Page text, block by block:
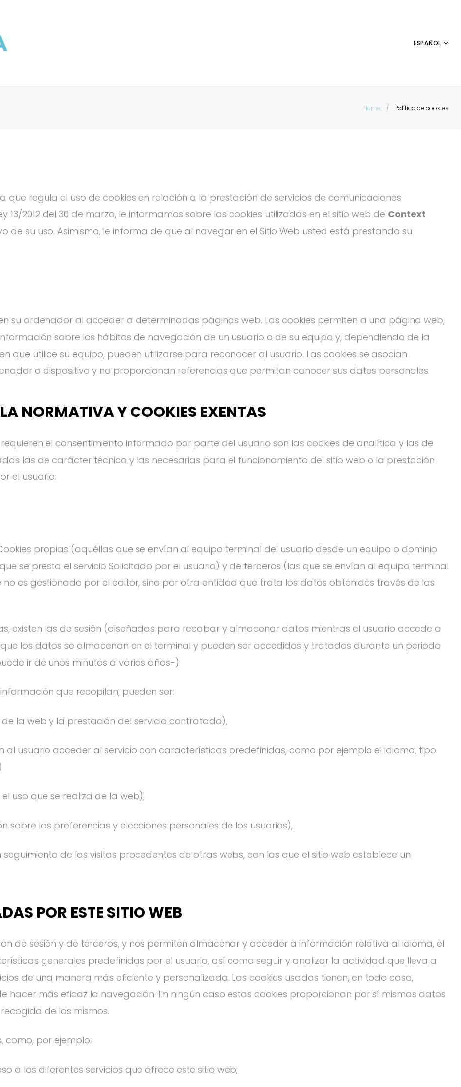
ESPAÑOL
Home / Política de cookies
regula el uso de cookies en relación a la prestación de servicios de comunicaciones
13/2012 del 30 de marzo, le informamos sobre las cookies utilizadas en el sitio web de Context
de su uso. Asimismo, le informa de que al navegar en el Sitio Web usted está prestando su
su ordenador al acceder a determinadas páginas web. Las cookies permiten a una página web,
sobre los hábitos de navegación de un usuario o de su equipo y, dependiendo de la
que utilice su equipo, pueden utilizarse para reconocer al usuario. Las cookies se asocian
o dispositivo y no proporcionan referencias que permitan conocer sus datos personales.
NORMATIVA Y COOKIES EXENTAS
el consentimiento informado por parte del usuario son las cookies de analítica y las de
las de carácter técnico y las necesarias para el funcionamiento del sitio web o la prestación
el usuario.
propias (aquéllas que se envían al equipo terminal del usuario desde un equipo o dominio
se presta el servicio Solicitado por el usuario) y de terceros (las que se envían al equipo terminal
es gestionado por el editor, sino por otra entidad que trata los datos obtenidos través de las
existen las de sesión (diseñadas para recabar y almacenar datos mientras el usuario accede a
los datos se almacenan en el terminal y pueden ser accedidos y tratados durante un periodo
ir de unos minutos a varios años-).
que recopilan, pueden ser:
la web y la prestación del servicio contratado),
al usuario acceder al servicio con características predefinidas, como por ejemplo el idioma, tipo
uso que se realiza de la web),
sobre las preferencias y elecciones personales de los usuarios),
de las visitas procedentes de otras webs, con las que el sitio web establece un
POR ESTE SITIO WEB
de sesión y de terceros, y nos permiten almacenar y acceder a información relativa al idioma, el
generales predefinidas por el usuario, así como seguir y analizar la actividad que lleva a
de una manera más eficiente y personalizada. Las cookies usadas tienen, en todo caso,
más eficaz la navegación. En ningún caso estas cookies proporcionan por sí mismas datos
de los mismos.
como, por ejemplo:
a los diferentes servicios que ofrece este sitio web;